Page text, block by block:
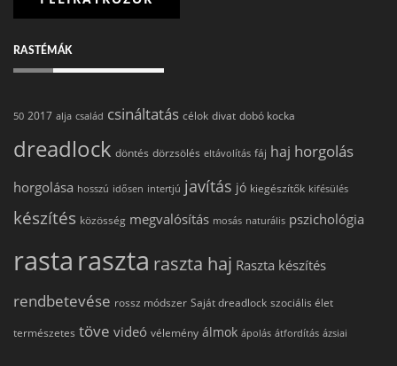
RASTÉMÁK
50 2017 alja család csináltatás célok divat dobó kocka
dreadlock döntés dörzsölés eltávolítás fáj haj horgolás
horgolása hosszú idősen intertjú javítás jó kiegészítők kifésülés
készítés közösség megvalósítás mosás naturális pszichológia
rasta raszta raszta haj Raszta készítés
rendbetevése rossz módszer Saját dreadlock szociális élet
természetes töve videó vélemény álmok ápolás átfordítás ázsiai